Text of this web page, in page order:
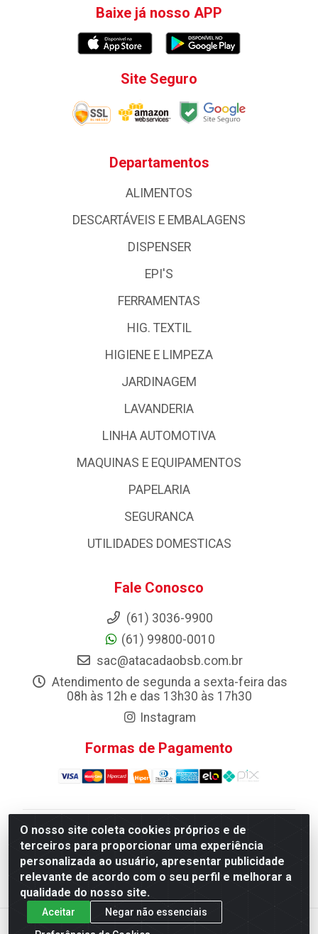
O nosso site coleta cookies próprios e de
terceiros para proporcionar uma experiência
personalizada ao usuário, apresentar publicidade
relevante de acordo com o seu perfil e melhorar a
qualidade do nosso site.
Aceitar
Negar não essenciais
Baixe já nosso APP
Site Seguro
Departamentos
ALIMENTOS
DESCARTÁVEIS E EMBALAGENS
DISPENSER
EPI'S
FERRAMENTAS
HIG. TEXTIL
HIGIENE E LIMPEZA
JARDINAGEM
LAVANDERIA
LINHA AUTOMOTIVA
MAQUINAS E EQUIPAMENTOS
PAPELARIA
SEGURANCA
UTILIDADES DOMESTICAS
Fale Conosco
(61) 3036-9900
(61) 99800-0010
sac@atacadaobsb.com.br
Atendimento de segunda a sexta-feira das
08h às 12h e das 13h30 às 17h30
Instagram
Formas de Pagamento
Atacadao da Limpeza F. Pereira Queiroz Comercio e
Distribuicao LTDA - Quadra Qi 10 Lotes 39 e, 41 - Setor
Industrial (Taguatinga), Brasília/DF - CEP 72.135-100 -
CNPJ 13.184.675/0001-80